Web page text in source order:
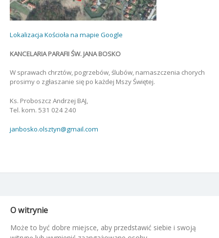
Lokalizacja Kościoła na mapie Google
KANCELARIA PARAFII ŚW. JANA BOSKO
W sprawach chrztów, pogrzebów, ślubów, namaszczenia chorych
prosimy o zgłaszanie się po każdej Mszy Świętej.
Ks. Proboszcz Andrzej BAJ,
Tel. kom. 531 024 240
janbosko.olsztyn@gmail.com
O witrynie
Może to być dobre miejsce, aby przedstawić siebie i swoją